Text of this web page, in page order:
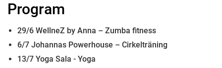
Program
29/6 WellneZ by Anna – Zumba fitness
6/7 Johannas Powerhouse – Cirkelträning
13/7 Yoga Sala - Yoga